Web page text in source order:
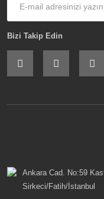
Bizi Takip Edin
Ankara Cad. No:59
Sirkeci/Fatih/İstanbul